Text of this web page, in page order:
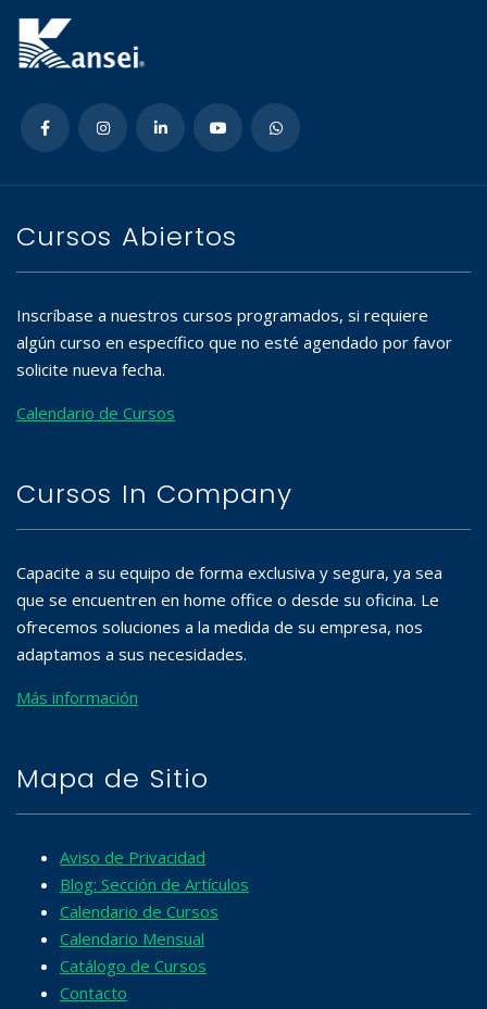
Cursos Abiertos
Inscríbase a nuestros cursos programados, si requiere
algún curso en específico que no esté agendado por favor
solicite nueva fecha.
Calendario de Cursos
Cursos In Company
Capacite a su equipo de forma exclusiva y segura, ya sea
que se encuentren en home office o desde su oficina. Le
ofrecemos soluciones a la medida de su empresa, nos
adaptamos a sus necesidades.
Más información
Mapa de Sitio
Aviso de Privacidad
Blog: Sección de Artículos
Calendario de Cursos
Calendario Mensual
Catálogo de Cursos
Contacto